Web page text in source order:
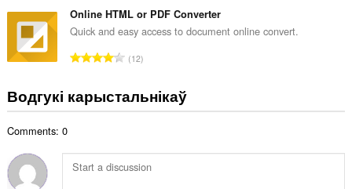
ў
:
з
н
к
ў
:
Online HTML or PDF Converter
Quick and easy access to document online convert.
А
н
а
ў
12
Водгукі карыстальнікаў
Comments: 0